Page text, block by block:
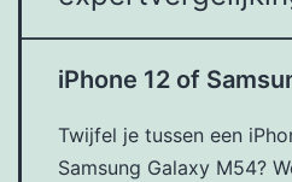
iPhone 12 of
Twijfel je tussen een
Samsung Galaxy M54?